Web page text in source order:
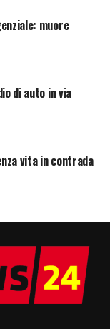
muore
di auto in via
vita in contrada